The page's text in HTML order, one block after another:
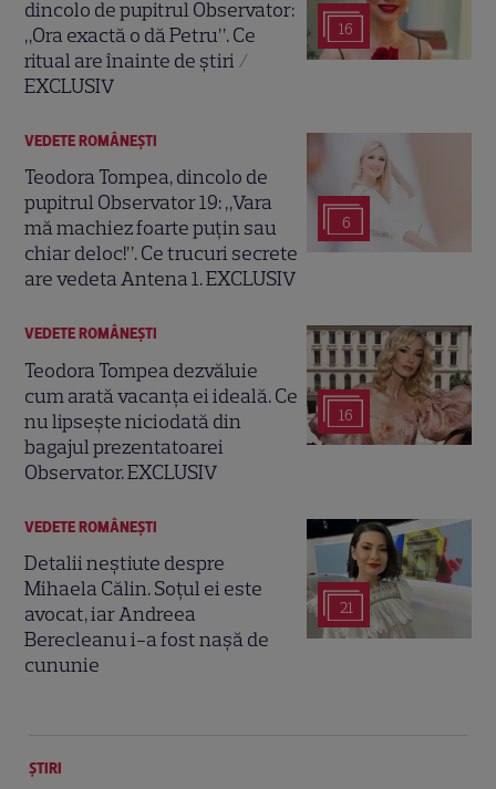
16
dincolo de pupitrul Observator:
„Ora exactă o dă Petru”. Ce
ritual are înainte de știri /
EXCLUSIV
6
VEDETE ROMÂNEŞTI
Teodora Tompea, dincolo de
pupitrul Observator 19: „Vara
mă machiez foarte puțin sau
chiar deloc!”. Ce trucuri secrete
are vedeta Antena 1. EXCLUSIV
16
VEDETE ROMÂNEŞTI
Teodora Tompea dezvăluie
cum arată vacanța ei ideală. Ce
nu lipsește niciodată din
bagajul prezentatoarei
Observator. EXCLUSIV
21
VEDETE ROMÂNEŞTI
Detalii neștiute despre
Mihaela Călin. Soțul ei este
avocat, iar Andreea
Berecleanu i-a fost nașă de
cununie
ȘTIRI